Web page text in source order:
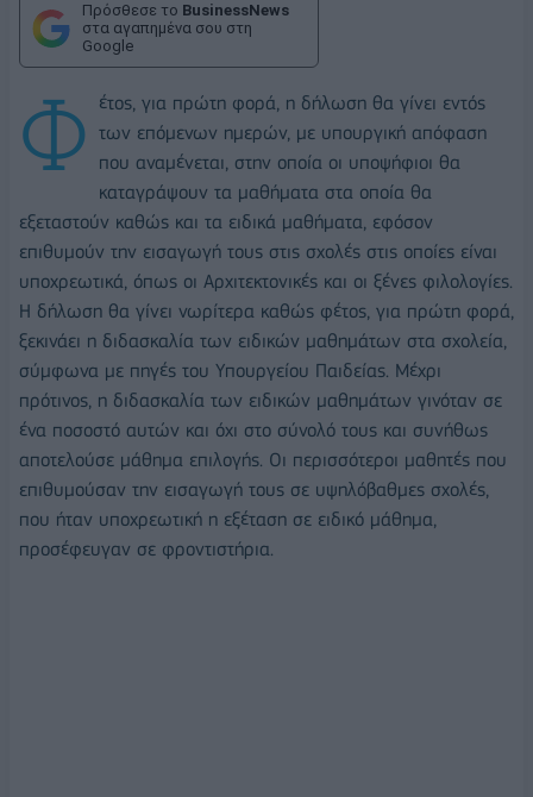
Πρόσθεσε το BusinessNews
στα αγαπημένα σου στη
Google
Φ
έτος, για πρώτη φορά, η δήλωση θα γίνει εντός
των επόμενων ημερών, με υπουργική απόφαση
που αναμένεται, στην οποία οι υποψήφιοι θα
καταγράψουν τα μαθήματα στα οποία θα
εξεταστούν καθώς και τα ειδικά μαθήματα, εφόσον
επιθυμούν την εισαγωγή τους στις σχολές στις οποίες είναι
υποχρεωτικά, όπως οι Αρχιτεκτονικές και οι ξένες φιλολογίες.
Η δήλωση θα γίνει νωρίτερα καθώς φέτος, για πρώτη φορά,
ξεκινάει η διδασκαλία των ειδικών μαθημάτων στα σχολεία,
σύμφωνα με πηγές του Υπουργείου Παιδείας. Μέχρι
πρότινος, η διδασκαλία των ειδικών μαθημάτων γινόταν σε
ένα ποσοστό αυτών και όχι στο σύνολό τους και συνήθως
αποτελούσε μάθημα επιλογής. Οι περισσότεροι μαθητές που
επιθυμούσαν την εισαγωγή τους σε υψηλόβαθμες σχολές,
που ήταν υποχρεωτική η εξέταση σε ειδικό μάθημα,
προσέφευγαν σε φροντιστήρια.